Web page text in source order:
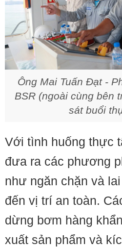
Ông Mai Tuấn Đạt -
BSR (ngoài cùng bên
sát buổi
Với tình huống thực
đưa ra các phương
như ngăn chặn và
đến vị trí an toàn.
dừng bơm hàng
xuất sản phẩm và